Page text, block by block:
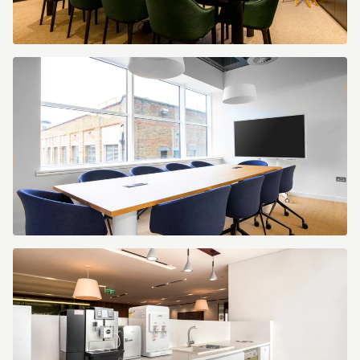
Lounge.jpg
Australia
Conference
1.jpg
Spaces
Kensington
Village
5753